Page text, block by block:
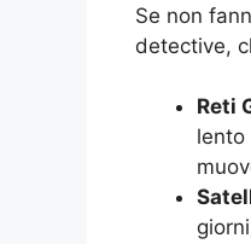
Se non
detective,
Reti
lento